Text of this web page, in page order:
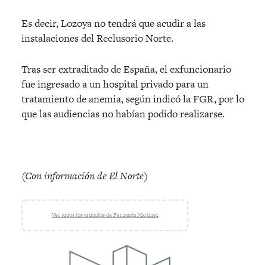
Es decir, Lozoya no tendrá que acudir a las
instalaciones del Reclusorio Norte.
Tras ser extraditado de España, el exfuncionario
fue ingresado a un hospital privado para un
tratamiento de anemia, según indicó la FGR, por lo
que las audiencias no habían podido realizarse.
(Con información de El Norte)
Ver todos los artículos de Fernanda Martínez